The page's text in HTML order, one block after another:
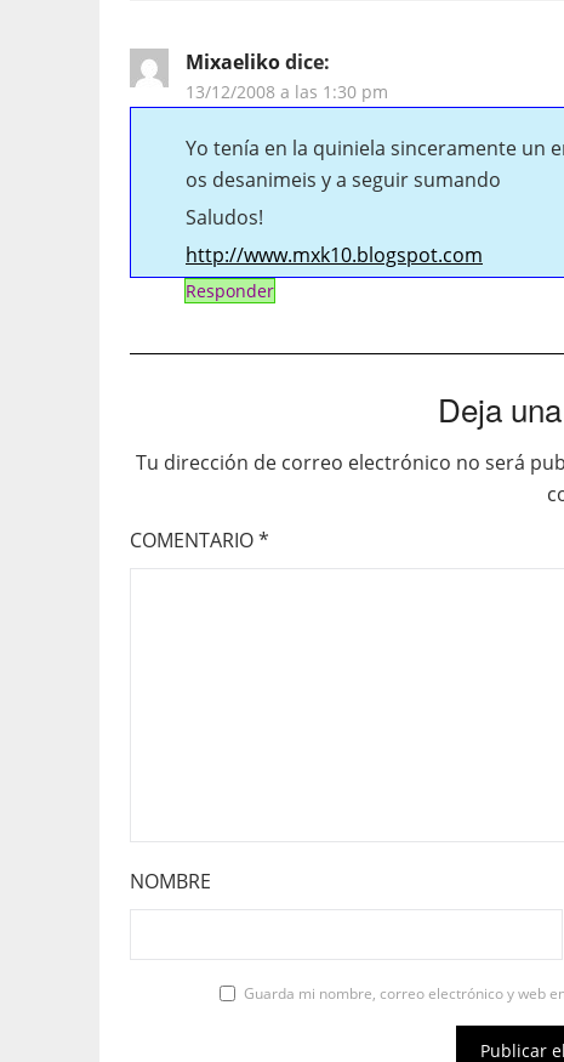
Mixaelikodice:
13/12/2008 a las 1:30 pm
Yo tenía en la quiniela sinceramente un
os desanimeis y a seguir sumando
Saludos!
http://www.mxk10.blogspot.com
Responder
Deja
Tu dirección de correo electrónico no será
COMENTARIO*
NOMBRE
Guarda mi nombre, correo electrónico y web